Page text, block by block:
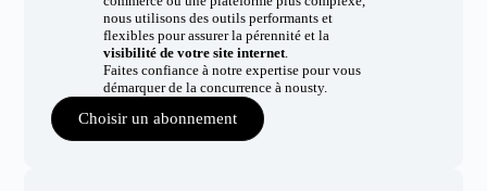
nous utilisons des outils performants et
flexibles pour assurer la pérennité et la
visibilité de votre site internet.
Faites confiance à notre expertise pour vous
démarquer de la concurrence à nousty.
Choisir un abonnement